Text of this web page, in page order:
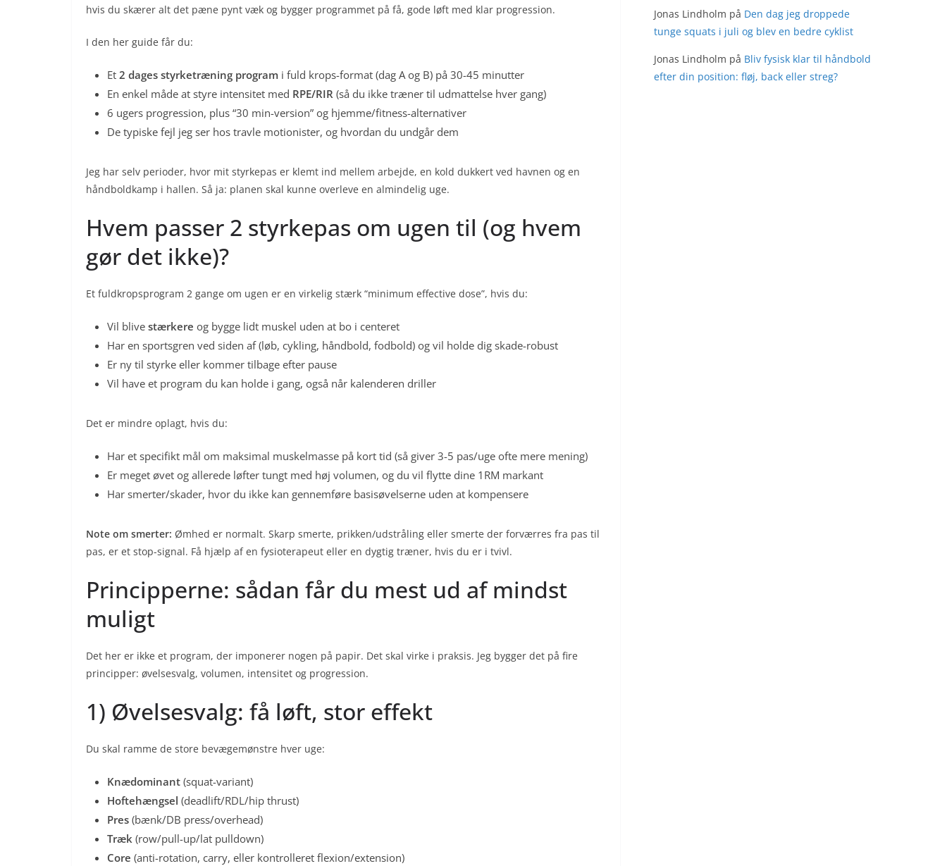
hvis du skærer alt det pæne pynt væk og bygger programmet på få, gode løft med klar progression.
I den her guide får du:
Et 2 dages styrketræning program i fuld krops-format (dag A og B) på 30-45 minutter
En enkel måde at styre intensitet med RPE/RIR (så du ikke træner til udmattelse hver gang)
6 ugers progression, plus “30 min-version” og hjemme/fitness-alternativer
De typiske fejl jeg ser hos travle motionister, og hvordan du undgår dem
Jeg har selv perioder, hvor mit styrkepas er klemt ind mellem arbejde, en kold dukkert ved havnen og en
håndboldkamp i hallen. Så ja: planen skal kunne overleve en almindelig uge.
Hvem passer 2 styrkepas om ugen til (og hvem
gør det ikke)?
Et fuldkropsprogram 2 gange om ugen er en virkelig stærk “minimum effective dose”, hvis du:
Vil blive stærkere og bygge lidt muskel uden at bo i centeret
Har en sportsgren ved siden af (løb, cykling, håndbold, fodbold) og vil holde dig skade-robust
Er ny til styrke eller kommer tilbage efter pause
Vil have et program du kan holde i gang, også når kalenderen driller
Det er mindre oplagt, hvis du:
Har et specifikt mål om maksimal muskelmasse på kort tid (så giver 3-5 pas/uge ofte mere mening)
Er meget øvet og allerede løfter tungt med høj volumen, og du vil flytte dine 1RM markant
Har smerter/skader, hvor du ikke kan gennemføre basisøvelserne uden at kompensere
Note om smerter: Ømhed er normalt. Skarp smerte, prikken/udstråling eller smerte der forværres fra pas til
pas, er et stop-signal. Få hjælp af en fysioterapeut eller en dygtig træner, hvis du er i tvivl.
Principperne: sådan får du mest ud af mindst
muligt
Det her er ikke et program, der imponerer nogen på papir. Det skal virke i praksis. Jeg bygger det på fire
principper: øvelsesvalg, volumen, intensitet og progression.
1) Øvelsesvalg: få løft, stor effekt
Du skal ramme de store bevægemønstre hver uge:
Knædominant (squat-variant)
Hoftehængsel (deadlift/RDL/hip thrust)
Pres (bænk/DB press/overhead)
Træk (row/pull-up/lat pulldown)
Core (anti-rotation, carry, eller kontrolleret flexion/extension)
Jonas Lindholm på Den dag jeg droppede
tunge squats i juli og blev en bedre cyklist
Jonas Lindholm på Bliv fysisk klar til håndbold
efter din position: fløj, back eller streg?